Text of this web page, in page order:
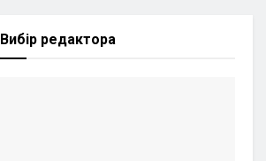
Вибір редактора